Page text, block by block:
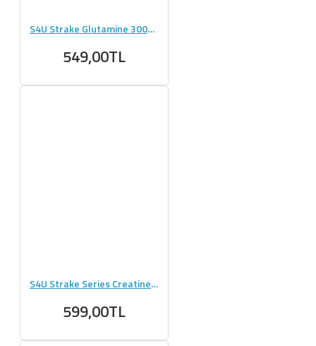
S4U Strake Glutamine 300g Saf Mikronize Aromasız Glutamin
549,00TL
S4U Strake Series Creatine + Glutamine 300g Aromasız
599,00TL